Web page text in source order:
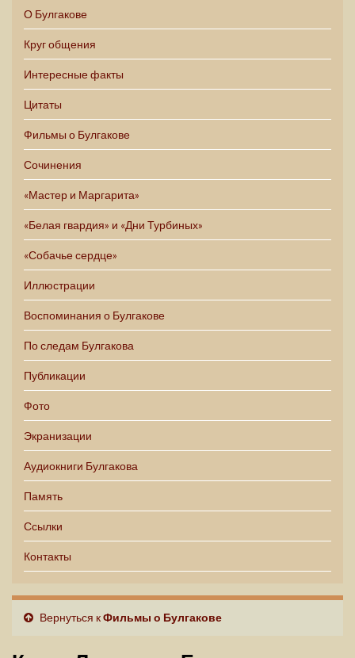
О Булгакове
Круг общения
Интересные факты
Цитаты
Фильмы о Булгакове
Сочинения
«Мастер и Маргарита»
«Белая гвардия» и «Дни Турбиных»
«Собачье сердце»
Иллюстрации
Воспоминания о Булгакове
По следам Булгакова
Публикации
Фото
Экранизации
Аудиокниги Булгакова
Память
Ссылки
Контакты
Вернуться кФильмы о Булгакове